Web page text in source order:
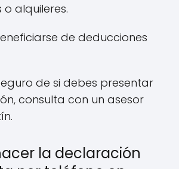
alquileres.
de deducciones
de si debes presentar
consulta con un asesor
la declaración